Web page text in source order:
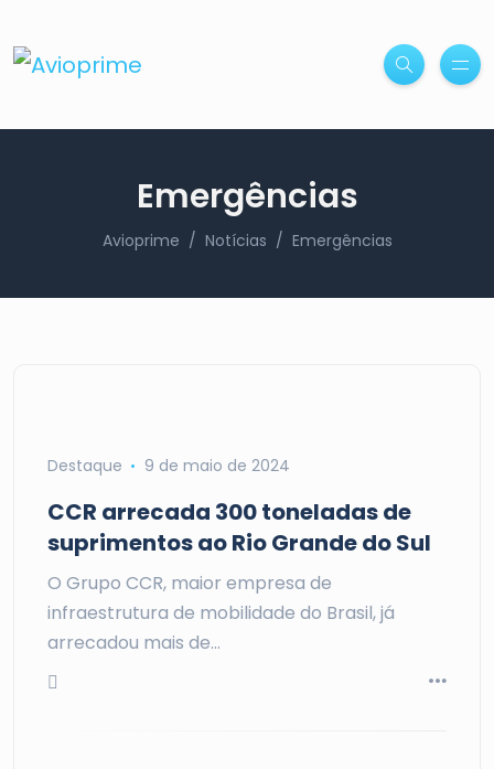
Emergências
Avioprime Notícias Emergências
Destaque 9 de maio de 2024
CCR arrecada 300 toneladas de
suprimentos ao Rio Grande do Sul
O Grupo CCR, maior empresa de
infraestrutura de mobilidade do Brasil, já
arrecadou mais de…